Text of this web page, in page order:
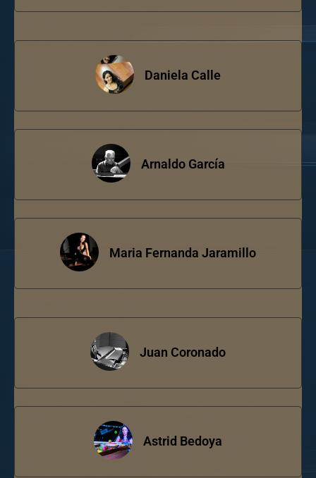
Daniela Calle
Arnaldo García
Maria Fernanda Jaramillo
Juan Coronado
Astrid Bedoya